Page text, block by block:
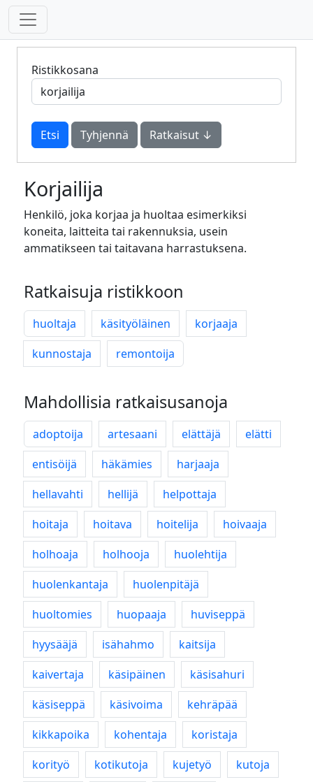
Ristikkosana
Tyhjennä Ratkaisut ↓
Korjailija
Henkilö, joka korjaa ja huoltaa esimerkiksi
koneita, laitteita tai rakennuksia, usein
ammatikseen tai taitavana harrastuksena.
Ratkaisuja ristikkoon
huoltaja käsityöläinen
korjaaja
kunnostaja
remontoija
Mahdollisia ratkaisusanoja
adoptoija artesaani elättäjä
elätti
entisöijä
häkämies
harjaaja
hellavahti
hellijä
helpottaja
hoitaja
hoitava hoitelija
hoivaaja
holhoaja
holhooja
huolehtija
huolenkantaja
huolenpitäjä
huoltomies
huopaaja
huviseppä
hyysääjä
isähahmo
kaitsija
kaivertaja
käsipäinen
käsisahuri
käsiseppä
käsivoima
kehräpää
kikkapoika
kohentaja
koristaja
korityö
kotikutoja kujetyö
kutoja